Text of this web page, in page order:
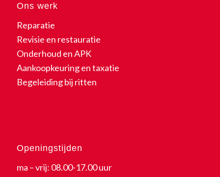
Ons werk
Reparatie
Revisie en restauratie
Onderhoud en APK
Aankoopkeuring en taxatie
Begeleiding bij ritten
Openingstijden
ma – vrij: 08.00-17.00 uur